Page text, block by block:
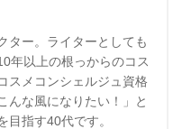
ター。ライターとしても
年以上の根っからのコス
スメコンシェルジュ資格
んな風になりたい！」と
目指す40代です。